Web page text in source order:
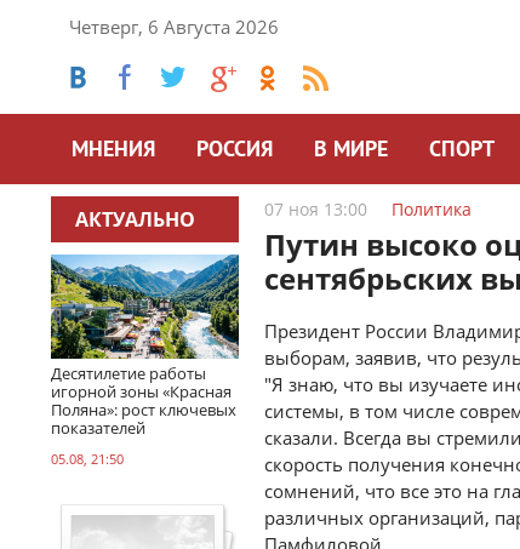
Четверг, 6 Августа 2026
МНЕНИЯ РОССИЯ В МИРЕ СПОРТ
АКТУАЛЬНО
Десятилетие работы
игорной зоны «Красная
Поляна»: рост ключевых
показателей
05.08, 21:50
07 ноя 13:00 Политика
Путин высоко
сентябрьских
Президент России
выборам, заявив, что
"Я знаю, что вы изучаете
системы, в том числе
сказали. Всегда вы
скорость получения
сомнений, что все это на
различных организаций,
Памфиловой.